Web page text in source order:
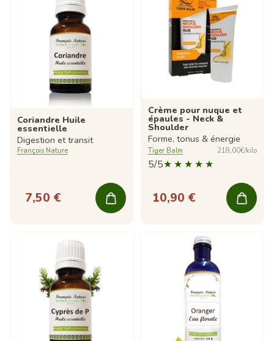
Coriandre Huile
essentielle
Digestion et transit
François Nature
7,50 €
Crème pour nuque et
épaules - Neck &
Shoulder
Forme, tonus & énergie
Tiger Balm 218,00€/kilo
5/5
10,90 €